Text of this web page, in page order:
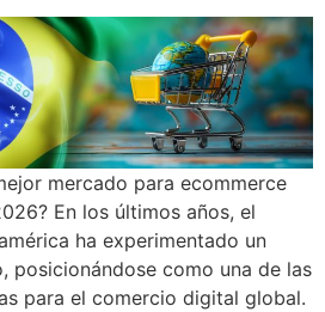
mercado para ecommerce
En los últimos años, el
ha experimentado un
posicionándose como una de las
para el comercio digital global.